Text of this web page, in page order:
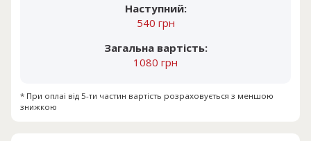
Наступний:
540 грн
Загальна вартість:
1080 грн
* При оплаі від 5-ти частин вартість розраховується з меншою
знижкою